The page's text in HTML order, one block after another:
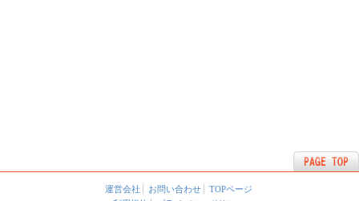
運営会社 お問い合わせ
TOPページ